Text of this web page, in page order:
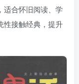
适合怀旧阅读、学
性接触经典，提升